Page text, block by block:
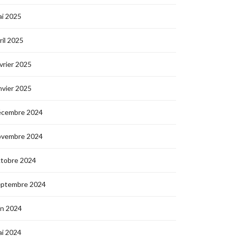
2025
2025
2025
2025
2024
2024
2024
2024
2024
2024